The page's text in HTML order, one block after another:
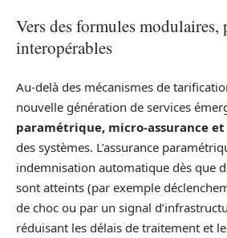
Vers des formules modulaires,
interopérables
Au-delà des mécanismes de
nouvelle génération de services
paramétrique, micro-assurance
des systèmes. L’assurance
indemnisation automatique dès que
sont atteints (par exemple
de choc ou par un signal
réduisant les délais de traitement et